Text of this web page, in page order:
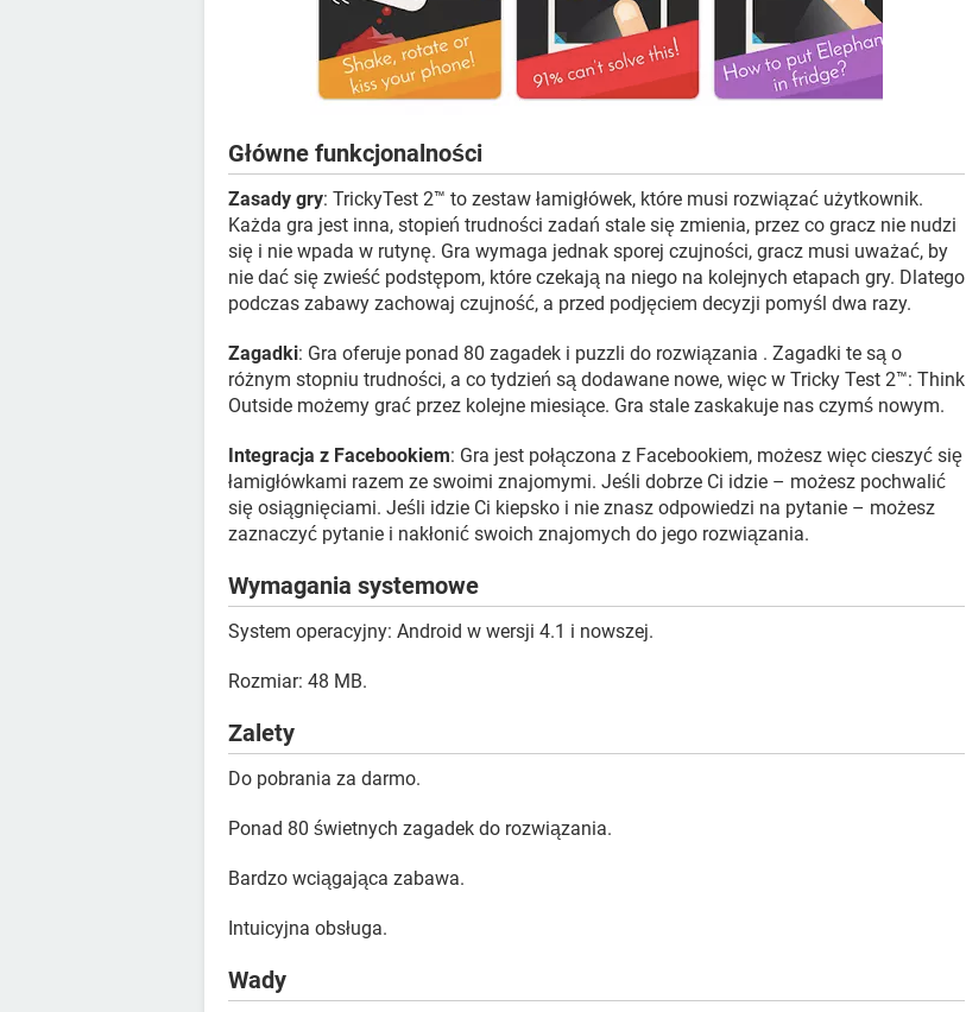
Główne funkcjonalności
Zasady gry: TrickyTest 2™ to zestaw łamigłówek, które musi rozwiązać użytkownik.
Każda gra jest inna, stopień trudności zadań stale się zmienia, przez co gracz nie nudzi
się i nie wpada w rutynę. Gra wymaga jednak sporej czujności, gracz musi uważać, by
nie dać się zwieść podstępom, które czekają na niego na kolejnych etapach gry. Dlatego
podczas zabawy zachowaj czujność, a przed podjęciem decyzji pomyśl dwa razy.
Zagadki: Gra oferuje ponad 80 zagadek i puzzli do rozwiązania . Zagadki te są o
różnym stopniu trudności, a co tydzień są dodawane nowe, więc w Tricky Test 2™: Think
Outside możemy grać przez kolejne miesiące. Gra stale zaskakuje nas czymś nowym.
Integracja z Facebookiem: Gra jest połączona z Facebookiem, możesz więc cieszyć się
łamigłówkami razem ze swoimi znajomymi. Jeśli dobrze Ci idzie – możesz pochwalić
się osiągnięciami. Jeśli idzie Ci kiepsko i nie znasz odpowiedzi na pytanie – możesz
zaznaczyć pytanie i nakłonić swoich znajomych do jego rozwiązania.
Wymagania systemowe
System operacyjny: Android w wersji 4.1 i nowszej.
Rozmiar: 48 MB.
Zalety
Do pobrania za darmo.
Ponad 80 świetnych zagadek do rozwiązania.
Bardzo wciągająca zabawa.
Intuicyjna obsługa.
Wady